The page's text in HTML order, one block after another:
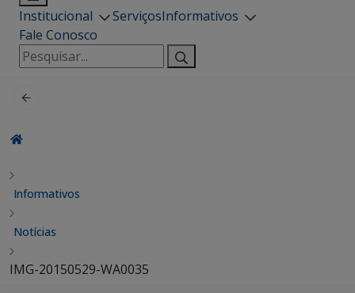
Institucional ServiçosInformativos
Fale Conosco
Pesquisar
por:
Informativos
Notícias
IMG-20150529-WA0035